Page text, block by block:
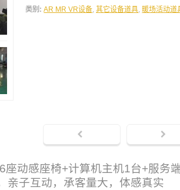
类别: AR MR VR设备,其它设备道具, 暖场活动道
动感座椅+计算机主机1台+服务
亲子互动，承客量大，体感真实